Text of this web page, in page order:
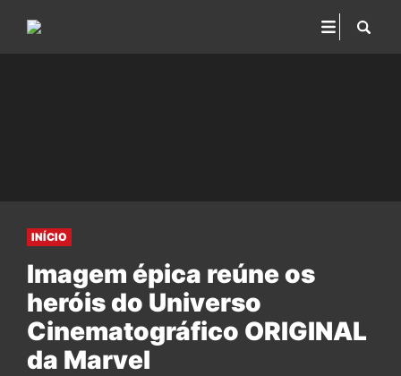
INÍCIO
Imagem épica reúne os
heróis do Universo
Cinematográfico ORIGINAL
da Marvel